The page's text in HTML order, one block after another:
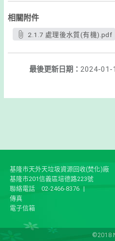
相關附件
2.1.7 處理後水質(有機).pdf
最後更新日期： 2024-01-
基隆市天外天垃圾資源回收(焚化)廠
基隆市201信義區培德路223號
聯絡電話
02-2466-8376 |
傳真
電子信箱
©2018